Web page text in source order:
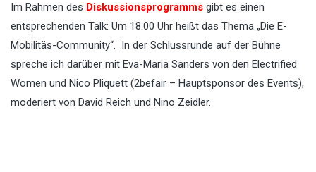
Im Rahmen des Diskussionsprogramms gibt es einen
entsprechenden Talk: Um 18.00 Uhr heißt das Thema „Die E-
Mobilitäs-Community“. In der Schlussrunde auf der Bühne
spreche ich darüber mit Eva-Maria Sanders von den Electrified
Women und Nico Pliquett (2befair – Hauptsponsor des Events),
moderiert von David Reich und Nino Zeidler.